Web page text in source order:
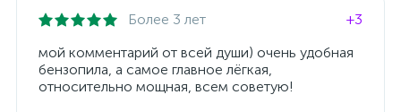
Более 3 лет
+3
мой комментарий от всей души) очень удобная
бензопила, а самое главное лёгкая,
относительно мощная, всем советую!